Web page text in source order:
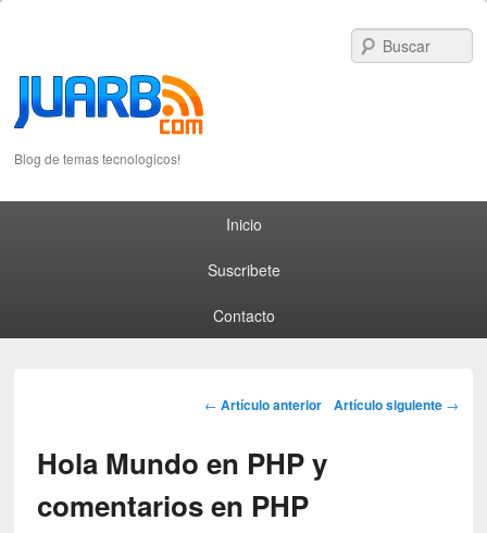
Blog de temas tecnologicos!
Inicio
Suscribete
Contacto
Post navigation
← Artículo anterior Artículo siguiente →
Hola Mundo en PHP y
comentarios en PHP